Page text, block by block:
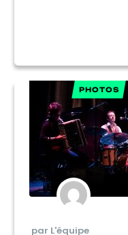
PHOTOS
par L'équipe